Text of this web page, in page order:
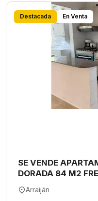
Destacada En Venta
SE VENDE
DORADA 84 M2
Arraiján